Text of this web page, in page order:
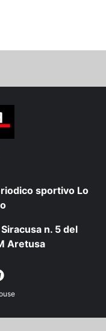
sportivo Lo
n. 5 del
Aretusa